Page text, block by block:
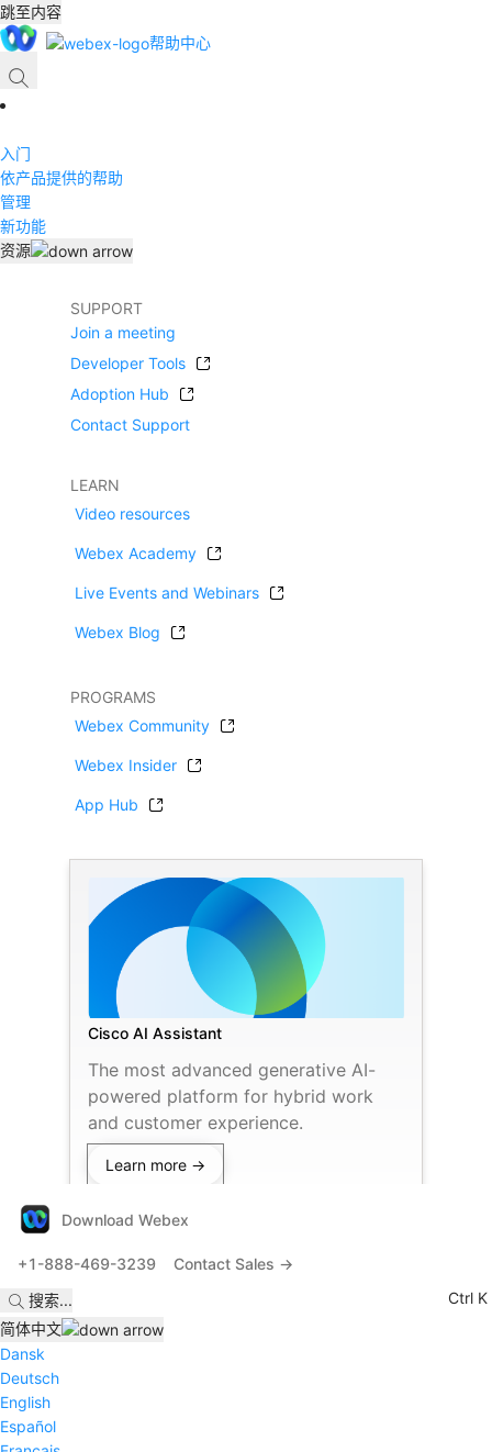
跳至内容
帮助中心
入门
依产品提供的帮助
管理
新功能
资源
SUPPORT
Join a meeting
Developer Tools
Adoption Hub
Contact Support
LEARN
Video resources
Webex Academy
Live Events and Webinars
Webex Blog
PROGRAMS
Webex Community
Webex Insider
App Hub
Cisco AI Assistant
The most advanced generative AI-
powered platform for hybrid work
and customer experience.
Learn more →
Download Webex
+1-888-469-3239
Contact Sales →
搜索...
Ctrl K
简体中文
Dansk
Deutsch
English
Español